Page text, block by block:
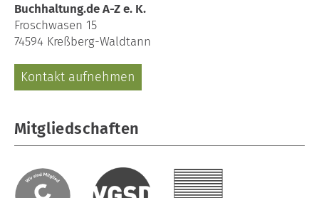
Buchhaltung.de A-Z e. K.
Froschwasen 15
74594 Kreßberg-Waldtann
Kontakt aufnehmen
Mitgliedschaften